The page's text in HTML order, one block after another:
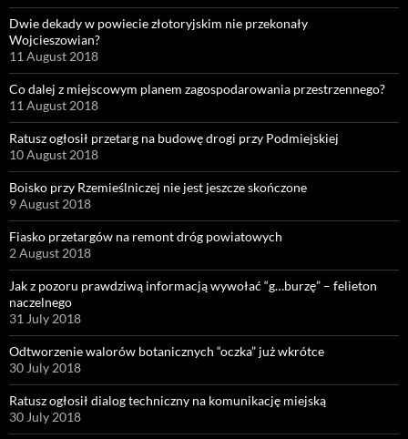
Dwie dekady w powiecie złotoryjskim nie przekonały
Wojcieszowian?
11 August 2018
Co dalej z miejscowym planem zagospodarowania przestrzennego?
11 August 2018
Ratusz ogłosił przetarg na budowę drogi przy Podmiejskiej
10 August 2018
Boisko przy Rzemieślniczej nie jest jeszcze skończone
9 August 2018
Fiasko przetargów na remont dróg powiatowych
2 August 2018
Jak z pozoru prawdziwą informacją wywołać “g…burzę” – felieton
naczelnego
31 July 2018
Odtworzenie walorów botanicznych “oczka” już wkrótce
30 July 2018
Ratusz ogłosił dialog techniczny na komunikację miejską
30 July 2018